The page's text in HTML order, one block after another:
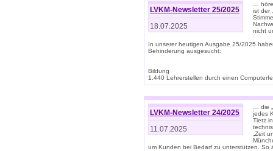
LVKM-Newsletter 25/2025
18.07.2025
…
ist der
nicht
In unserer heutigen Ausgabe 25/2025
Behinderung ausgesucht:
Bildung
1.440 Lehrerstellen durch einen
LVKM-Newsletter 24/2025
11.07.2025
… die
jedes
Tietz
„Zeit
um Kunden bei Bedarf zu unterstützen.